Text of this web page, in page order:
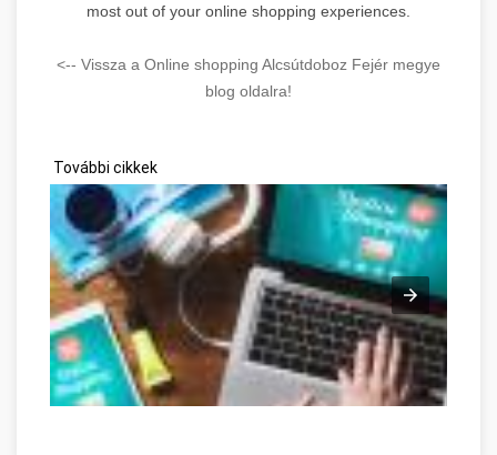
most out of your online shopping experiences.
<-- Vissza a Online shopping Alcsútdoboz Fejér megye
blog oldalra!
További cikkek